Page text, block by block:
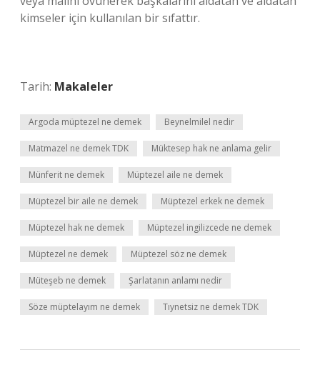
kimseler için kullanılan bir sıfattır.
Tarih: Makaleler
Argoda müptezel ne demek Beynelmilel nedir
Matmazel ne demek TDK Müktesep hak ne anlama gelir
Münferit ne demek Müptezel aile ne demek
Müptezel bir aile ne demek Müptezel erkek ne demek
Müptezel hak ne demek Müptezel ingilizcede ne demek
Müptezel ne demek Müptezel söz ne demek
Müteşeb ne demek Şarlatanın anlamı nedir
Söze müptelayım ne demek Tıynetsiz ne demek TDK